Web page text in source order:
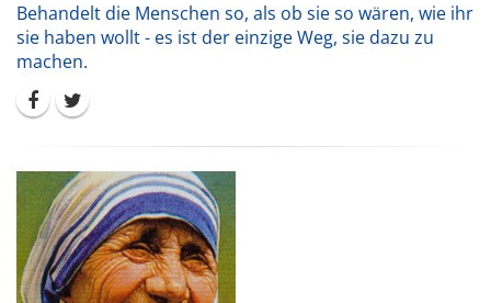
Behandelt die Menschen so, als ob sie so wären, wie ihr
sie haben wollt - es ist der einzige Weg, sie dazu zu
machen.